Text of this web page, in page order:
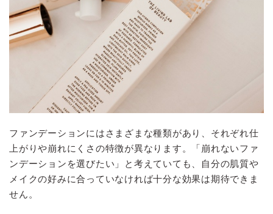
ファンデーションにはさまざまな種類があり、それぞれ仕
上がりや崩れにくさの特徴が異なります。「崩れないファ
ンデーションを選びたい」と考えていても、自分の肌質や
メイクの好みに合っていなければ十分な効果は期待できま
せん。